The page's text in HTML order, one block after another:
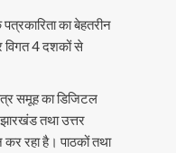
का बेहतरीन
विगत 4 दशकों से
समूह का डिजिटल
तथा उत्तर
कर रहा है। पाठकों तथा